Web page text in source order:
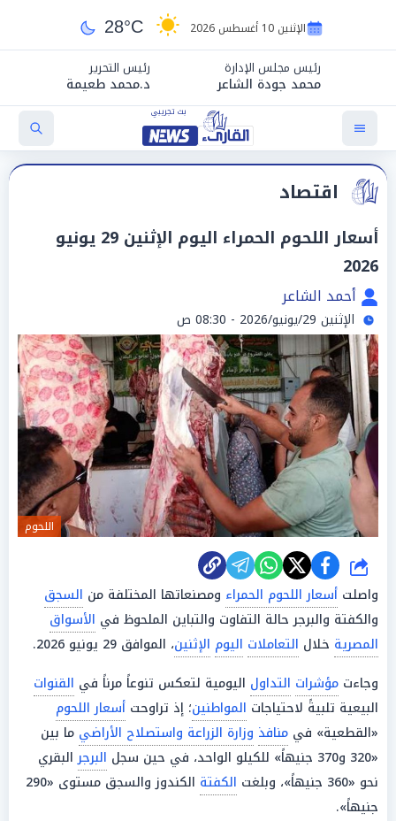
الإثنين 10 أغسطس 2026 28°C
رئيس مجلس الإدارة
محمد جودة الشاعر
رئيس التحرير
د.محمد طعيمة
اقتصاد
أسعار اللحوم الحمراء اليوم الإثنين 29 يونيو
2026
أحمد الشاعر
الإثنين 29/يونيو/2026 - 08:30 ص
اللحوم
شارك
واصلت أسعار اللحوم الحمراء ومصنعاتها المختلفة من السجق
والكفتة والبرجر حالة التفاوت والتباين الملحوظ في الأسواق
المصرية خلال التعاملات اليوم الإثنين، الموافق 29 يونيو 2026.
وجاءت مؤشرات التداول اليومية لتعكس تنوعاً مرناً في القنوات
البيعية تلبيةً لاحتياجات المواطنين؛ إذ تراوحت أسعار اللحوم
«القطعية» في منافذ وزارة الزراعة واستصلاح الأراضي ما بين
«320 و370 جنيهاً» للكيلو الواحد، في حين سجل
البرجرالبقري
نحو «360 جنيهاً»، وبلغت
الكفتة
الكندوز والسجق مستوى «290
جنيهاً».